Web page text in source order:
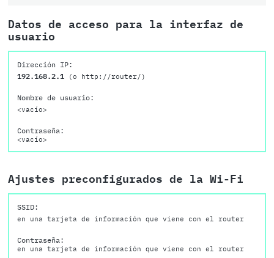
Datos de acceso para la interfaz de
usuario
Dirección IP:
192.168.2.1
(o http://router/)
Nombre de usuario:
<vacío>
Contraseña:
<vacío>
Ajustes preconfigurados de la Wi-Fi
SSID:
en una tarjeta de información que viene con el router
Contraseña:
en una tarjeta de información que viene con el router